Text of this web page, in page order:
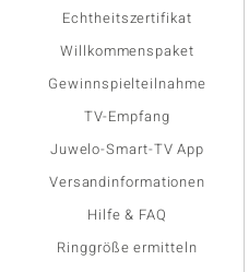
Echtheitszertifikat
Willkommenspaket
Gewinnspielteilnahme
TV-Empfang
Juwelo-Smart-TV App
Versandinformationen
Hilfe & FAQ
Ringgröße ermitteln